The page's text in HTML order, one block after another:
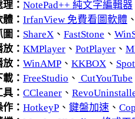
： NotePad++ 純文字編輯器
： IrfanView 免費看圖軟體、
： ShareX、 FastStone 、
： KMPlayer、 PotPlayer、
： WinAMP、 KKBOX、
： FreeStudio 、 CutYouTube
： CCleaner、
： HotkeyP、 鍵盤加速、